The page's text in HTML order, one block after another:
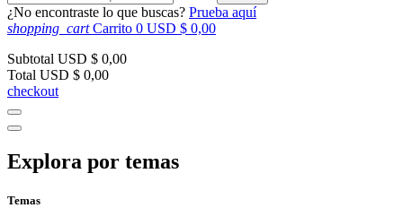
¿No encontraste lo que buscas? Prueba aquí
shopping_cart Carrito 0 USD $ 0,00
Subtotal USD $ 0,00
Total USD $ 0,00
checkout
Explora por temas
Temas